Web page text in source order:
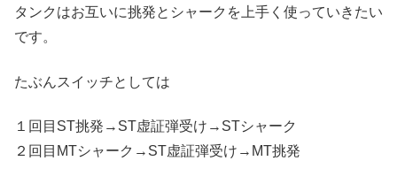
タンクはお互いに挑発とシャークを上手く使っていきたい
です。
たぶんスイッチとしては
１回目ST挑発→ST虚証弾受け→STシャーク
２回目MTシャーク→ST虚証弾受け→MT挑発